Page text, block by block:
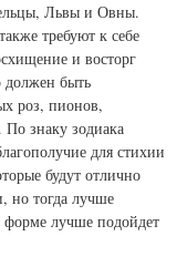
Львы и Овны.
требуют к себе
и восторг
должен быть
роз, пионов,
По знаку зодиака
для стихии
будут отлично
но тогда лучше
форме лучше подойдет